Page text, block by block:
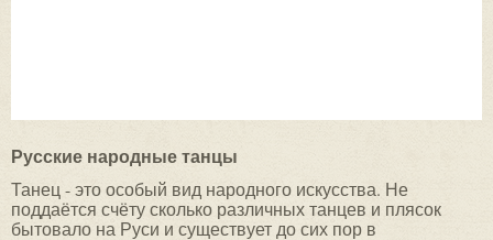
Русские народные танцы
Танец - это особый вид народного искусства. Не
поддаётся счёту сколько различных танцев и плясок
бытовало на Руси и существует до сих пор в